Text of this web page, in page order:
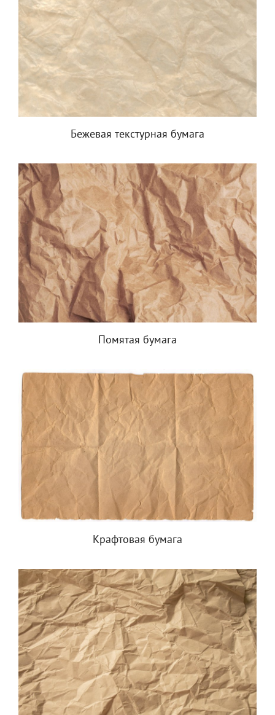
Бежевая текстурная бумага
Помятая бумага
Крафтовая бумага